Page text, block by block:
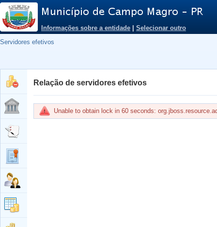
Informações sobre a entidade Selecionar outro
Servidores efetivos
Relação de servidores efetivos
Unable to obtain lock in 60 seconds: